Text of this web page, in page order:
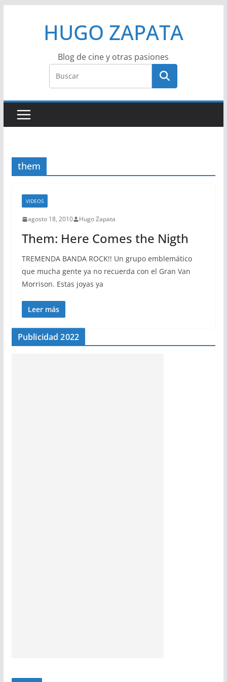
HUGO ZAPATA
Blog de cine y otras pasiones
them
VIDEOS
agosto 18, 2010 Hugo Zapata
Them: Here Comes the Nigth
TREMENDA BANDA ROCK!! Un grupo emblemático
que mucha gente ya no recuerda con el Gran Van
Morrison. Estas joyas ya
Leer más
Publicidad 2022